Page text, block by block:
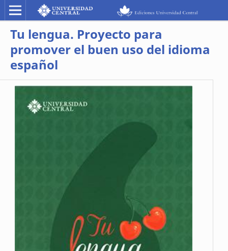
Tu lengua. Proyecto para
promover el buen uso del idioma
español